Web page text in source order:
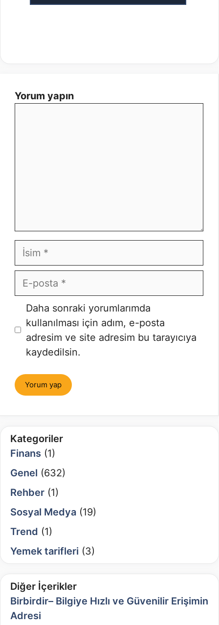
Yorum yapın
İsim
E-
posta
İnternet
sitesi
Daha sonraki yorumlarımda
kullanılması için adım, e-posta
adresim ve site adresim bu tarayıcıya
kaydedilsin.
Kategoriler
Finans (1)
Genel (632)
Rehber (1)
Sosyal Medya (19)
Trend (1)
Yemek tarifleri (3)
Diğer İçerikler
Birbirdir– Bilgiye Hızlı ve Güvenilir Erişimin
Adresi